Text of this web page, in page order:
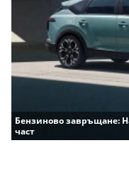
Бензиново завръщане:
част